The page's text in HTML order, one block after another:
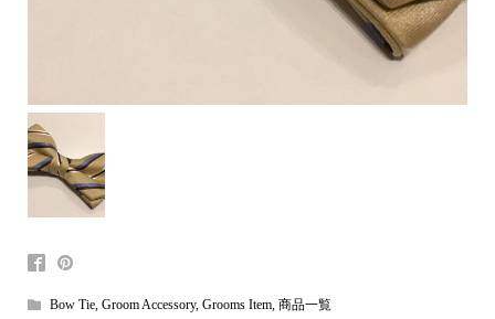
Bow Tie, Groom Accessory, Grooms Item, 商品一覧